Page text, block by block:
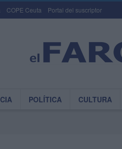
COPE Ceuta Portal del suscriptor
POLÍTICA CULTURA